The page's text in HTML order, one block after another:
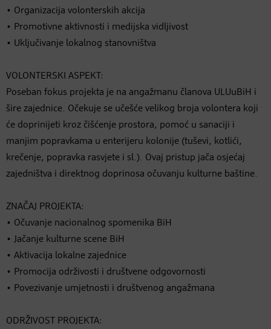
• Organizacija volonterskih akcija
• Promotivne aktivnosti i medijska vidljivost
• Uključivanje lokalnog stanovništva
VOLONTERSKI ASPEKT:
Poseban fokus projekta je na angažmanu članova ULUuBiH i
šire zajednice. Očekuje se učešće velikog broja volontera koji
će doprinijeti kroz čišćenje prostora, pomoć u sanaciji i
manjim popravkama u enterijeru kolonije (tuševi, kotlići,
krečenje, popravka rasvjete i sl.). Ovaj pristup jača osjećaj
zajedništva i direktnog doprinosa očuvanju kulturne baštine.
ZNAČAJ PROJEKTA:
• Očuvanje nacionalnog spomenika BiH
• Jačanje kulturne scene BiH
• Aktivacija lokalne zajednice
• Promocija održivosti i društvene odgovornosti
• Povezivanje umjetnosti i društvenog angažmana
ODRŽIVOST PROJEKTA: